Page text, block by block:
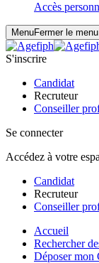
Accès
MenuFermer le menu
S'inscrire
Candidat
Recruteur
Conseiller
Se connecter
Accédez à votre
Candidat
Recruteur
Conseiller
Accueil
Rechercher
Déposer mon